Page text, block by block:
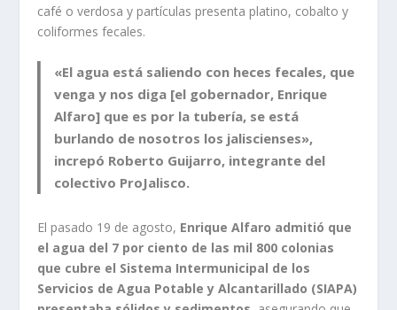
café o verdosa y partículas presenta platino, cobalto y
coliformes fecales.
«El agua está saliendo con heces fecales, que
venga y nos diga [el gobernador, Enrique
Alfaro] que es por la tubería, se está
burlando de nosotros los jaliscienses»,
increpó Roberto Guijarro, integrante del
colectivo ProJalisco.
El pasado 19 de agosto, Enrique Alfaro admitió que
el agua del 7 por ciento de las mil 800 colonias
que cubre el Sistema Intermunicipal de los
Servicios de Agua Potable y Alcantarillado (SIAPA)